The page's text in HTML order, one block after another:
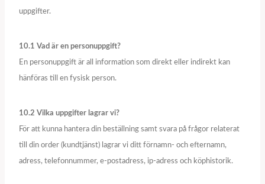
uppgifter.
10.1 Vad är en personuppgift?
En personuppgift är all information som direkt eller indirekt kan
hänföras till en fysisk person.
10.2 Vilka uppgifter lagrar vi?
För att kunna hantera din beställning samt svara på frågor relaterat
till din order (kundtjänst) lagrar vi ditt förnamn- och efternamn,
adress, telefonnummer, e-postadress, ip-adress och köphistorik.